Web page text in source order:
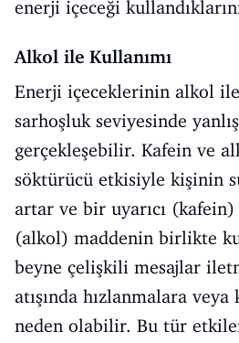
enerji içeceği
Alkol ile Kullanımı
Enerji içeceklerinin alkol ile
sarhoşluk seviyesinde
gerçekleşebilir. Kafein ve
söktürücü etkisiyle kişinin
artar ve bir uyarıcı
(alkol) maddenin birlikte
beyne çelişkili mesajlar
atışında hızlanmalara veya
neden olabilir. Bu tür